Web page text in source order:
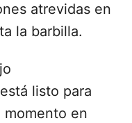
atrevidas en
la barbilla.
listo para
momento en